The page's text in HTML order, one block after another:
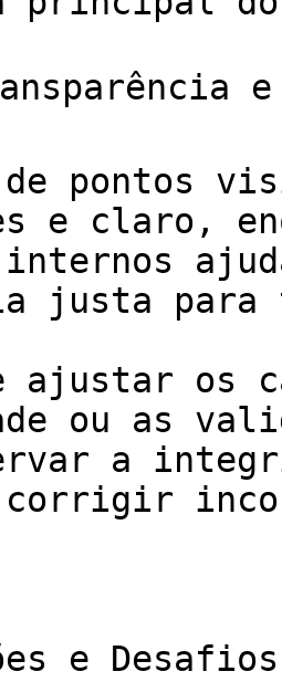
de pontos
e claro,
justa
ajustar os
ou as
a
corrigir
e Desafios